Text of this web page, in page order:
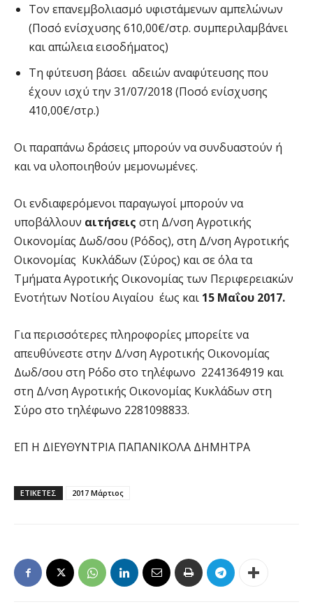
Τον επανεμβολιασμό υφιστάμενων αμπελώνων
(Ποσό ενίσχυσης 610,00€/στρ. συμπεριλαμβάνει
και απώλεια εισοδήματος)
Τη φύτευση βάσει αδειών αναφύτευσης που
έχουν ισχύ την 31/07/2018 (Ποσό ενίσχυσης
410,00€/στρ.)
Οι παραπάνω δράσεις μπορούν να συνδυαστούν ή
και να υλοποιηθούν μεμονωμένες.
Οι ενδιαφερόμενοι παραγωγοί μπορούν να
υποβάλλουν αιτήσεις στη Δ/νση Αγροτικής
Οικονομίας Δωδ/σου (Ρόδος), στη Δ/νση Αγροτικής
Οικονομίας Κυκλάδων (Σύρος) και σε όλα τα
Τμήματα Αγροτικής Οικονομίας των Περιφερειακών
Ενοτήτων Νοτίου Αιγαίου έως και 15 Μαΐου 2017.
Για περισσότερες πληροφορίες μπορείτε να
απευθύνεστε στην Δ/νση Αγροτικής Οικονομίας
Δωδ/σου στη Ρόδο στο τηλέφωνο 2241364919 και
στη Δ/νση Αγροτικής Οικονομίας Κυκλάδων στη
Σύρο στο τηλέφωνο 2281098833.
ΕΠ Η ΔΙΕΥΘΥΝΤΡΙΑ ΠΑΠΑΝΙΚΟΛΑ ΔΗΜΗΤΡΑ
ΕΤΙΚΕΤΕΣ 2017 Μάρτιος